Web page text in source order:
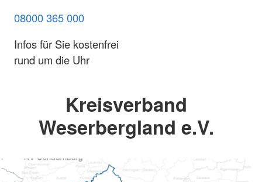
08000 365 000
Infos für Sie kostenfrei
rund um die Uhr
Kreisverband
Weserbergland e.V.